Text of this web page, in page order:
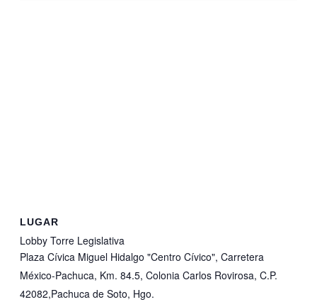
LUGAR
Lobby Torre Legislativa
Plaza Cívica Miguel Hidalgo "Centro Cívico", Carretera
México-Pachuca, Km. 84.5, Colonia Carlos Rovirosa, C.P.
42082,Pachuca de Soto, Hgo.